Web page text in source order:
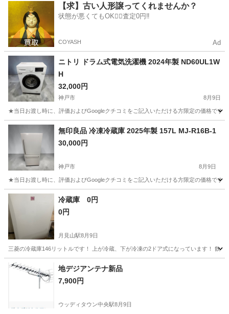
別府駅 美容家電 ドライヤー
【求】古い人形譲ってくれませんか？
状態が悪くてもOK🙆‍♀️査定0円‼️
COYASH Ad
ニトリ ドラム式電気洗濯機 2024年製 ND60UL1W
H
32,000円
神戸市 8月9日
★当日お渡し時に、評価およびGoogleクチコミをご記入いただける方限定の価格です
兵庫 神戸市 生活家電
無印良品 冷凍冷蔵庫 2025年製 157L MJ-R16B-1
30,000円
神戸市 8月9日
★当日お渡し時に、評価およびGoogleクチコミをご記入いただける方限定の価格です
兵庫 神戸市 キッチン家電
冷蔵庫 0円
0円
月見山駅8月9日
三菱の冷蔵庫146リットルです！ 上が冷蔵、下が冷凍の2ドア式になっています！ 飲
兵庫 月見山駅 キッチン家電
地デジアンテナ新品
7,900円
ウッディタウン中央駅8月9日